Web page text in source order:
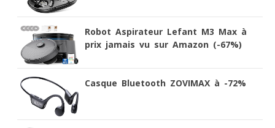
Robot Aspirateur Lefant M3 Max à
prix jamais vu sur Amazon (-67%)
Casque Bluetooth ZOVIMAX à -72%